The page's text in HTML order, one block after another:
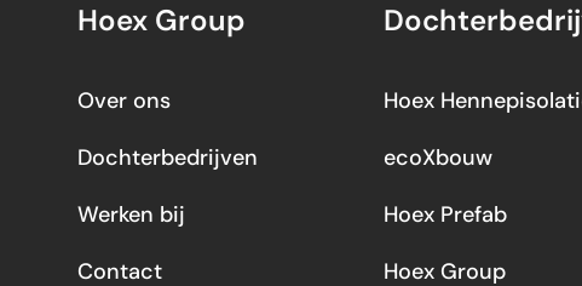
Hoex Group
Over ons
Dochterbedrijven
Werken bij
Contact
Hoex
ecoXbouw
Hoex Prefab
Hoex Group